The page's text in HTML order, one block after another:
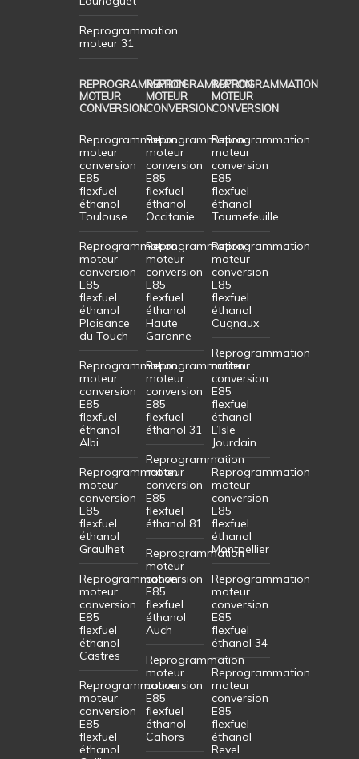
Reprogrammation
moteur 31
REPROGRAMMATION
MOTEUR
CONVERSION
Reprogrammation
moteur
conversion
E85
flexfuel
éthanol
Toulouse
Reprogrammation
moteur
conversion
E85
flexfuel
éthanol
Plaisance
du Touch
Reprogrammation
moteur
conversion
E85
flexfuel
éthanol
Albi
Reprogrammation
moteur
conversion
E85
flexfuel
éthanol
Graulhet
Reprogrammation
moteur
conversion
E85
flexfuel
éthanol
Castres
Reprogrammation
moteur
conversion
E85
flexfuel
éthanol
REPROGRAMMATION
MOTEUR
CONVERSION
Reprogrammation
moteur
conversion
E85
flexfuel
éthanol
Occitanie
Reprogrammation
moteur
conversion
E85
flexfuel
éthanol
Haute
Garonne
Reprogrammation
moteur
conversion
E85
flexfuel
éthanol 31
Reprogrammation
moteur
conversion
E85
flexfuel
éthanol 81
Reprogrammation
moteur
conversion
E85
flexfuel
éthanol
Auch
Reprogrammation
moteur
conversion
E85
flexfuel
éthanol
Cahors
REPROGRAMMATION
MOTEUR
CONVERSION
Reprogrammation
moteur
conversion
E85
flexfuel
éthanol
Tournefeuille
Reprogrammation
moteur
conversion
E85
flexfuel
éthanol
Cugnaux
Reprogrammation
moteur
conversion
E85
flexfuel
éthanol
L’Isle
Jourdain
Reprogrammation
moteur
conversion
E85
flexfuel
éthanol
Montpellier
Reprogrammation
moteur
conversion
E85
flexfuel
éthanol 34
Reprogrammation
moteur
conversion
E85
flexfuel
éthanol
Revel